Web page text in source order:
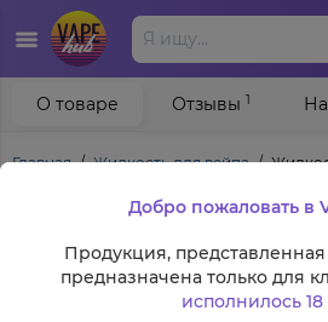
Главная Жидкость для вейпа
О товаре Отзывы 1
Добро пожаловать в
Продукция,
предназначена только для
исполнилось 18